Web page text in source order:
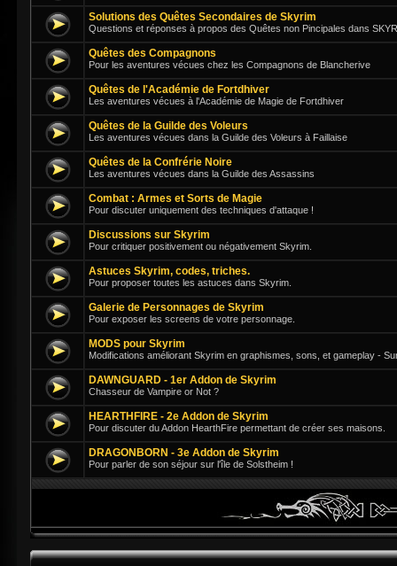
Solutions des Quêtes Secondaires de Skyrim
Questions et réponses à propos des Quêtes non Pincipales dans
Quêtes des Compagnons
Pour les aventures vécues chez les Compagnons de Blancherive
Quêtes de l'Académie de Fortdhiver
Les aventures vécues à l'Académie de Magie de Fortdhiver
Quêtes de la Guilde des Voleurs
Les aventures vécues dans la Guilde des Voleurs à Faillaise
Quêtes de la Confrérie Noire
Les aventures vécues dans la Guilde des Assassins
Combat : Armes et Sorts de Magie
Pour discuter uniquement des techniques d'attaque !
Discussions sur Skyrim
Pour critiquer positivement ou négativement Skyrim.
Astuces Skyrim, codes, triches.
Pour proposer toutes les astuces dans Skyrim.
Galerie de Personnages de Skyrim
Pour exposer les screens de votre personnage.
MODS pour Skyrim
Modifications améliorant Skyrim en graphismes, sons, et gameplay -
DAWNGUARD - 1er Addon de Skyrim
Chasseur de Vampire or Not ?
HEARTHFIRE - 2e Addon de Skyrim
Pour discuter du Addon HearthFire permettant de créer ses maisons.
DRAGONBORN - 3e Addon de Skyrim
Pour parler de son séjour sur l'île de Solstheim !